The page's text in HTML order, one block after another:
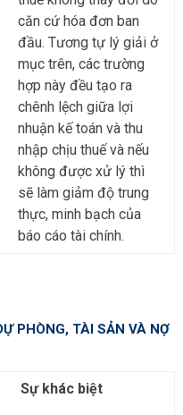
căn cứ hóa đơn ban
đầu. Tương tự lý giải ở
mục trên, các trường
hợp này đều tạo ra
chênh lệch giữa lợi
nhuận kế toán và thu
nhập chịu thuế và nếu
không được xử lý thì
sẽ làm giảm độ trung
thực, minh bạch của
báo cáo tài chính.
PHÒNG, TÀI SẢN VÀ NỢ
Sự khác biệt